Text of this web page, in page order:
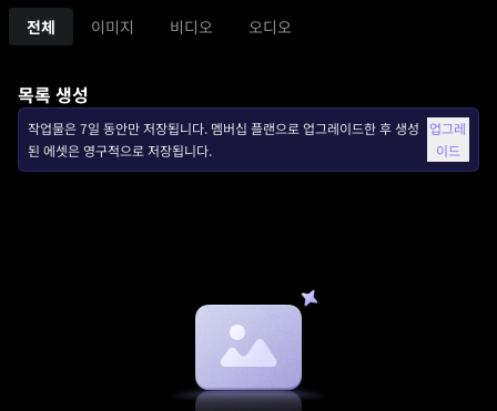
전체 이미지 비디오 오디오
목록 생성
작업물은 7일 동안만 저장됩니다. 멤버십 플랜으로 업그레이드한 후 생성
된 에셋은 영구적으로 저장됩니다.
업그레
이드